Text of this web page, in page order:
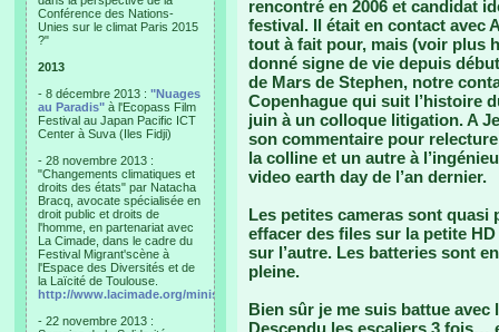
Conférence des Nations-
Unies sur le climat Paris 2015
?"
2013
- 8 décembre 2013 : "Nuages
au Paradis" à l'Ecopass Film
Festival au Japan Pacific ICT
Center à Suva (Iles Fidji)
- 28 novembre 2013 :
"Changements climatiques et
droits des états" par Natacha
Bracq, avocate spécialisée en
droit public et droits de
l'homme, en partenariat avec
La Cimade, dans le cadre du
Festival Migrant'scène à
l'Espace des Diversités et de
la Laïcité de Toulouse.
http://www.lacimade.org/minisites/migrantscene
- 22 novembre 2013 :
rencontré en 2006 et candidat
festival. Il était en contact avec
tout à fait pour, mais (voir plus
donné signe de vie depuis
de Mars de Stephen, notre
Copenhague qui suit l’histoire
juin à un colloque litigation. A
son commentaire pour
la colline et un autre à
video earth day de l’an dernier.
Les petites cameras sont quasi
effacer des files sur la petite
sur l’autre. Les batteries sont
pleine.
Bien sûr je me suis battue
Descendu les escaliers 3 fois…